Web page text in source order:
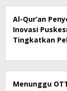
Al-Qur’an
Inovasi
Tingkatkan
Menunggu